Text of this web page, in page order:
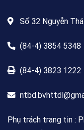
Số 32 Nguyễn
(84-4) 3854 5348
(84-4) 3823 1222
Phụ trách trang tin :